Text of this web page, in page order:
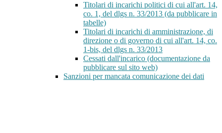
Titolari di incarichi politici di cui all'art. 14,
co. 1, del dlgs n. 33/2013 (da pubblicare in
tabelle)
Titolari di incarichi di amministrazione, di
direzione o di governo di cui all'art. 14, co.
1-bis, del dlgs n. 33/2013
Cessati dall'incarico (documentazione da
pubblicare sul sito web)
Sanzioni per mancata comunicazione dei dati